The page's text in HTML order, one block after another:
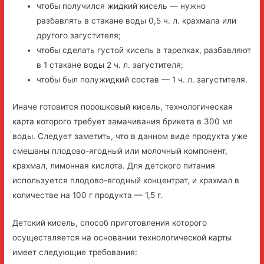
чтобы получился жидкий кисель — нужно
разбавлять в стакане воды 0,5 ч. л. крахмала или
другого загустителя;
чтобы сделать густой кисель в тарелках, разбавляют
в 1 стакане воды 2 ч. л. загустителя;
чтобы был полужидкий состав — 1 ч. л. загустителя.
Иначе готовится порошковый кисель, технологическая
карта которого требует замачивания брикета в 300 мл
воды. Следует заметить, что в данном виде продукта уже
смешаны плодово-ягодный или молочный компонент,
крахмал, лимонная кислота. Для детского питания
используется плодово-ягодный концентрат, и крахмал в
количестве на 100 г продукта — 1,5 г.
Детский кисель, способ приготовления которого
осуществляется на основании технологической карты
имеет следующие требования: